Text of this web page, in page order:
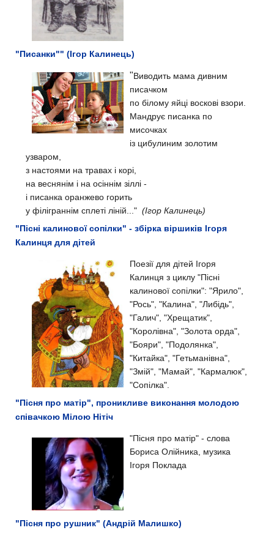
"Писанки"" (Iгор Калинець)
"Виводить мама дивним
писачком
по бiлому яйцi восковi взори.
Мандрує писанка по
мисочках
iз цибулиним золотим
узваром,
з настоями на травах i корi,
на веснянiм i на осiннiм зiллi -
i писанка оранжево горить
у фiлiграннiм сплетi лiнiй..." (Ігор Калинець)
"Пісні калинової сопілки" - збірка віршиків Ігоря
Калинця для дітей
Поезії для дітей Ігоря
Калинця з циклу "Пісні
калинової сопілки": "Ярило",
"Рось", "Калина", "Либідь",
"Галич", "Хрещатик",
"Королівна", "Золота орда",
"Бояри", "Подолянка",
"Китайка", "Гетьманівна",
"Змій", "Мамай", "Кармалюк",
"Сопілка".
"Пісня про матір", проникливе виконання молодою
співачкою Мілою Нітіч
"Пісня про матір" - слова
Бориса Олійника, музика
Ігоря Поклада
"Пісня про рушник" (Андрій Малишко)